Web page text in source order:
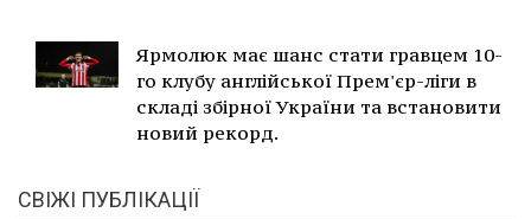
Ярмолюк має шанс стати гравцем 10-
го клубу англійської Прем'єр-ліги в
складі збірної України та встановити
новий рекорд.
СВІЖІ ПУБЛІКАЦІЇ